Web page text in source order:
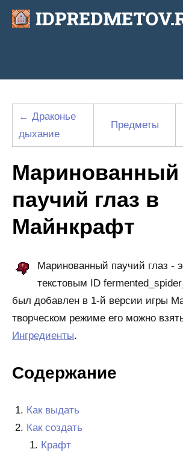
Перейти
← Драконье
дыхание
Предметы
Маринованный
паучий глаз в
Майнкрафт
Маринованный паучий глаз -
текстовым ID
был добавлен в 1-й версии игры
творческом режиме его можно
Ингредиенты.
Содержание
Как выдать
Как создать
Крафт